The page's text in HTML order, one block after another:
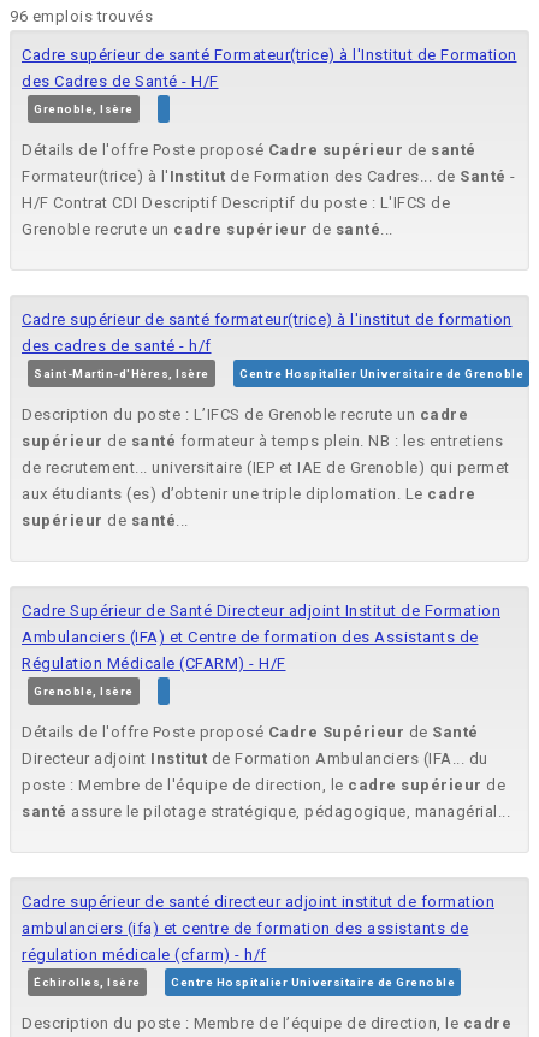
96 emplois trouvés
Cadre supérieur de santé Formateur(trice) à l'Institut de Formation
des Cadres de Santé - H/F
Grenoble, Isère
Détails de l'offre Poste proposé Cadre supérieur de santé
Formateur(trice) à l' Institut de Formation des Cadres... de Santé -
H/F Contrat CDI Descriptif Descriptif du poste : L'IFCS de
Grenoble recrute un cadre supérieur de santé...
Cadre supérieur de santé formateur(trice) à l'institut de formation
des cadres de santé - h/f
Saint-Martin-d'Hères, Isère Centre Hospitalier Universitaire de Grenoble
Description du poste : L’IFCS de Grenoble recrute un cadre
supérieur de santé formateur à temps plein. NB : les entretiens
de recrutement... universitaire (IEP et IAE de Grenoble) qui permet
aux étudiants (es) d’obtenir une triple diplomation. Le cadre
supérieur de santé...
Cadre Supérieur de Santé Directeur adjoint Institut de Formation
Ambulanciers (IFA) et Centre de formation des Assistants de
Régulation Médicale (CFARM) - H/F
Grenoble, Isère
Détails de l'offre Poste proposé Cadre Supérieur de Santé
Directeur adjoint Institut de Formation Ambulanciers (IFA... du
poste : Membre de l'équipe de direction, le cadre supérieur de
santé assure le pilotage stratégique, pédagogique, managérial...
Cadre supérieur de santé directeur adjoint institut de formation
ambulanciers (ifa) et centre de formation des assistants de
régulation médicale (cfarm) - h/f
Échirolles, Isère Centre Hospitalier Universitaire de Grenoble
Description du poste : Membre de l’équipe de direction, le cadre